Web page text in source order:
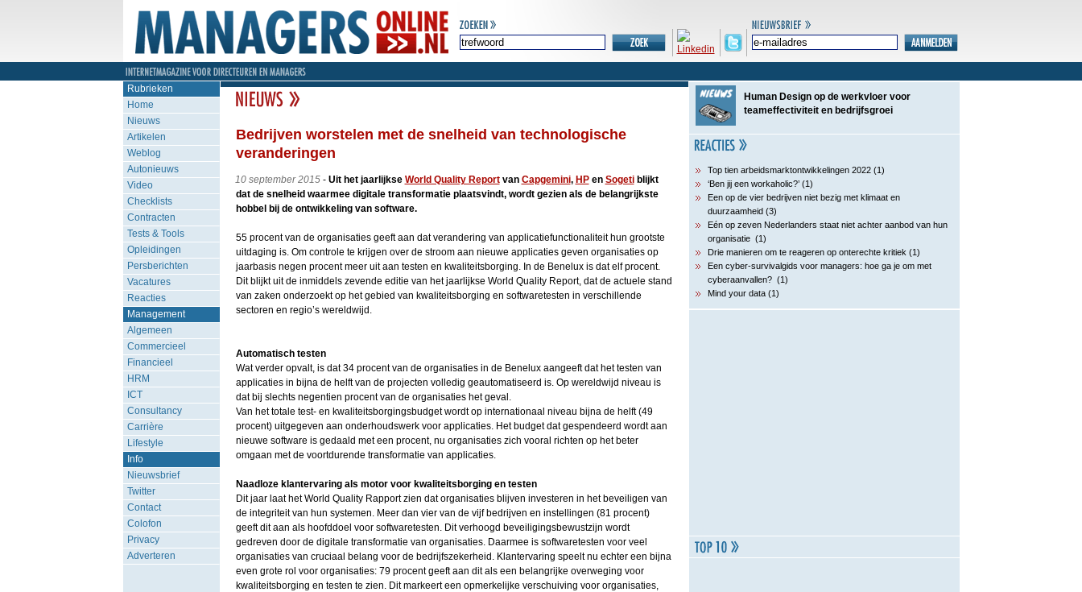
Rubrieken
Home
Nieuws
Artikelen
Weblog
Autonieuws
Video
Checklists
Contracten
Tests & Tools
Opleidingen
Persberichten
Vacatures
Reacties
Management
Algemeen
Commercieel
Financieel
HRM
ICT
Consultancy
Carrière
Lifestyle
Info
Nieuwsbrief
Twitter
Contact
Colofon
Privacy
Adverteren
Bedrijven worstelen met de snelheid van technologische
veranderingen
10 september 2015- Uit het jaarlijkse World Quality Reportvan Capgemini, HPen Sogetiblijkt
dat de snelheid waarmee digitale transformatie plaatsvindt, wordt gezien als de belangrijkste
hobbel bij de ontwikkeling van software.
55 procent van de organisaties geeft aan dat verandering van applicatiefunctionaliteit hun grootste
uitdaging is. Om controle te krijgen over de stroom aan nieuwe applicaties geven organisaties op
jaarbasis negen procent meer uit aan testen en kwaliteitsborging. In de Benelux is dat elf procent.
Dit blijkt uit de inmiddels zevende editie van het jaarlijkse World Quality Report, dat de actuele stand
van zaken onderzoekt op het gebied van kwaliteitsborging en softwaretesten in verschillende
sectoren en regio’s wereldwijd.
Automatisch testen
Wat verder opvalt, is dat 34 procent van de organisaties in de Benelux aangeeft dat het testen van
applicaties in bijna de helft van de projecten volledig geautomatiseerd is. Op wereldwijd niveau is
dat bij slechts negentien procent van de organisaties het geval.
Van het totale test- en kwaliteitsborgingsbudget wordt op internationaal niveau bijna de helft (49
procent) uitgegeven aan onderhoudswerk voor applicaties. Het budget dat gespendeerd wordt aan
nieuwe software is gedaald met een procent, nu organisaties zich vooral richten op het beter
omgaan met de voortdurende transformatie van applicaties.
Naadloze klantervaring als motor voor kwaliteitsborging en testen
Dit jaar laat het World Quality Rapport zien dat organisaties blijven investeren in het beveiligen van
de integriteit van hun systemen. Meer dan vier van de vijf bedrijven en instellingen (81 procent)
geeft dit aan als hoofddoel voor softwaretesten. Dit verhoogd beveiligingsbewustzijn wordt
gedreven door de digitale transformatie van organisaties. Daarmee is softwaretesten voor veel
organisaties van cruciaal belang voor de bedrijfszekerheid. Klantervaring speelt nu echter een bijna
even grote rol voor organisaties: 79 procent geeft aan dit als een belangrijke overweging voor
kwaliteitsborging en testen te zien. Dit markeert een opmerkelijke verschuiving voor organisaties,
Human Design op de werkvloer voor
teameffectiviteit en bedrijfsgroei
Top tien arbeidsmarktontwikkelingen 2022 (1)
‘Ben jij een workaholic?’ (1)
Een op de vier bedrijven niet bezig met klimaat en
duurzaamheid (3)
Eén op zeven Nederlanders staat niet achter aanbod van hun
organisatie (1)
Drie manieren om te reageren op onterechte kritiek (1)
Een cyber-survivalgids voor managers: hoe ga je om met
cyberaanvallen? (1)
Mind your data (1)